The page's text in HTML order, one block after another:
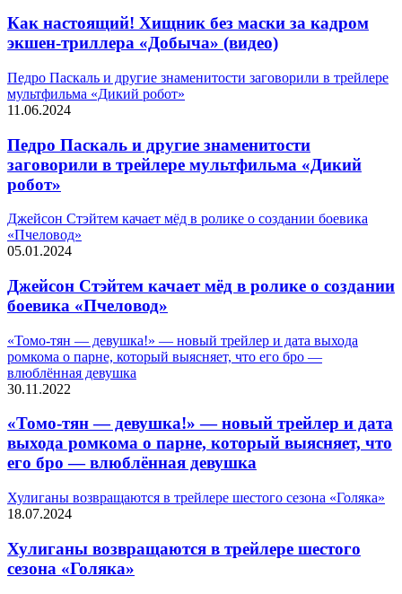
Как настоящий! Хищник без маски за кадром
экшен-триллера «Добыча» (видео)
Педро Паскаль и другие знаменитости заговорили в трейлере
мультфильма «Дикий робот»
11.06.2024
Педро Паскаль и другие знаменитости
заговорили в трейлере мультфильма «Дикий
робот»
Джейсон Стэйтем качает мёд в ролике о создании боевика
«Пчеловод»
05.01.2024
Джейсон Стэйтем качает мёд в ролике о создании
боевика «Пчеловод»
«Томо-тян — девушка!» — новый трейлер и дата выхода
ромкома о парне, который выясняет, что его бро —
влюблённая девушка
30.11.2022
«Томо-тян — девушка!» — новый трейлер и дата
выхода ромкома о парне, который выясняет, что
его бро — влюблённая девушка
Хулиганы возвращаются в трейлере шестого сезона «Голяка»
18.07.2024
Хулиганы возвращаются в трейлере шестого
сезона «Голяка»